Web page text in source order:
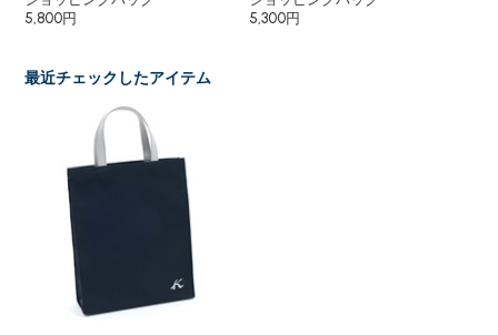
5,800円
5,300円
最近チェックしたアイテム